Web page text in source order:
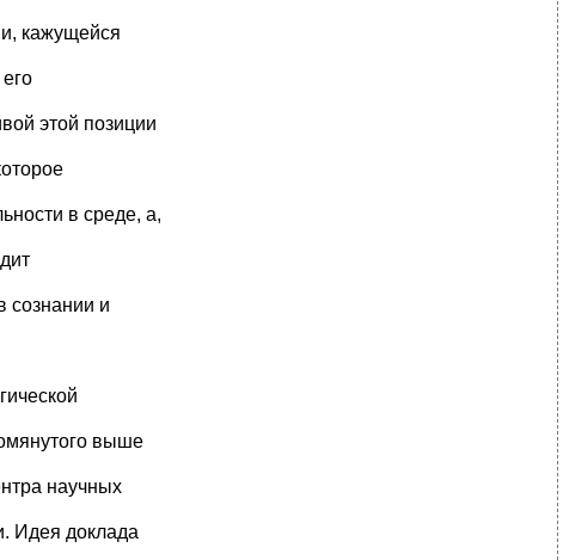
кажущейся
этой позиции
в среде, а,
сознании и
выше
научных
Идея доклада